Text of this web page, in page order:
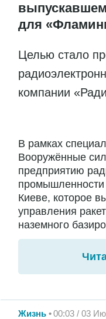
для
Целью стало
компании
В рамках
Вооружённые
предприятию
промышленности
Киеве, которое
управления
наземного
Жизнь 00:03 / 03